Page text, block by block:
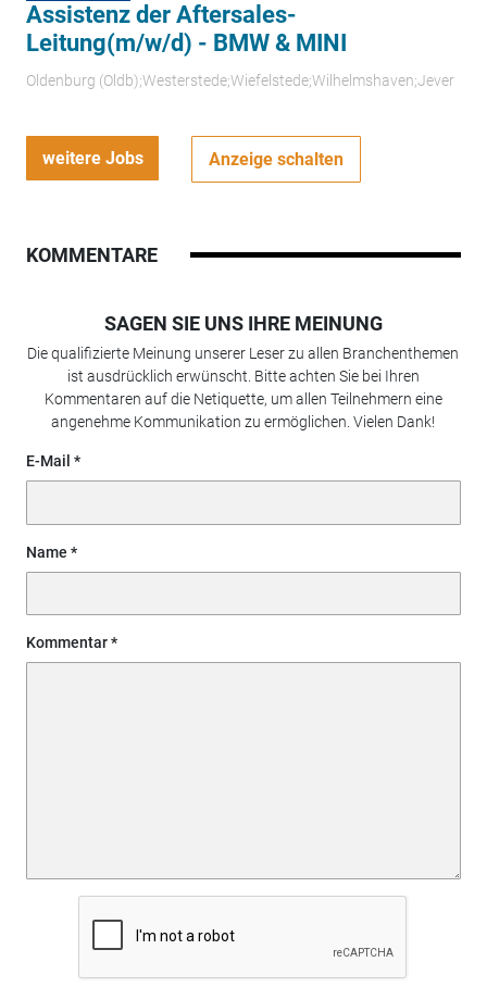
Assistenz der Aftersales-
Leitung(m/w/d) - BMW & MINI
Oldenburg (Oldb);Westerstede;Wiefelstede;Wilhelmshaven;Jever
weitere Jobs Anzeige schalten
KOMMENTARE
SAGEN SIE UNS IHRE MEINUNG
Die qualifizierte Meinung unserer Leser zu allen Branchenthemen
ist ausdrücklich erwünscht. Bitte achten Sie bei Ihren
Kommentaren auf die Netiquette, um allen Teilnehmern eine
angenehme Kommunikation zu ermöglichen. Vielen Dank!
E-Mail
Name
Kommentar